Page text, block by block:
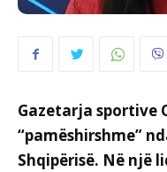
Gazetarja sportive
“pamëshirshme”
Shqipërisë. Në një